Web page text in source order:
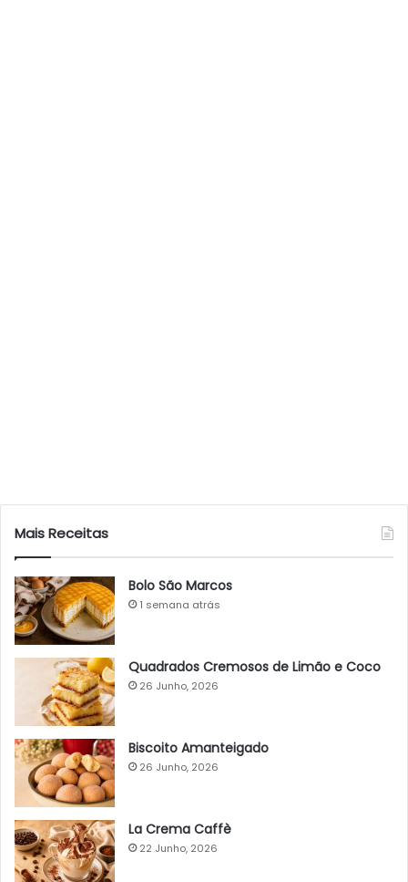
Mais Receitas
Bolo São Marcos
1 semana atrás
Quadrados Cremosos de Limão e Coco
26 Junho, 2026
Biscoito Amanteigado
26 Junho, 2026
La Crema Caffè
22 Junho, 2026